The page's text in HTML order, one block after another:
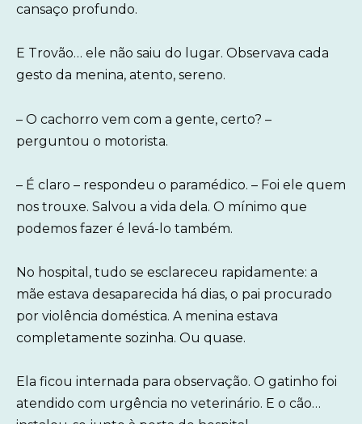
cansaço profundo.
E Trovão… ele não saiu do lugar. Observava cada
gesto da menina, atento, sereno.
– O cachorro vem com a gente, certo? –
perguntou o motorista.
– É claro – respondeu o paramédico. – Foi ele quem
nos trouxe. Salvou a vida dela. O mínimo que
podemos fazer é levá-lo também.
No hospital, tudo se esclareceu rapidamente: a
mãe estava desaparecida há dias, o pai procurado
por violência doméstica. A menina estava
completamente sozinha. Ou quase.
Ela ficou internada para observação. O gatinho foi
atendido com urgência no veterinário. E o cão…